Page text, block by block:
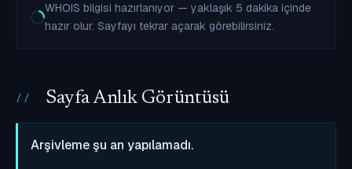
WHOIS bilgisi hazırlanıyor — yaklaşık 5 dakika içinde
hazır olur. Sayfayı tekrar açarak görebilirsiniz.
Sayfa Anlık Görüntüsü
Arşivleme şu an yapılamadı.